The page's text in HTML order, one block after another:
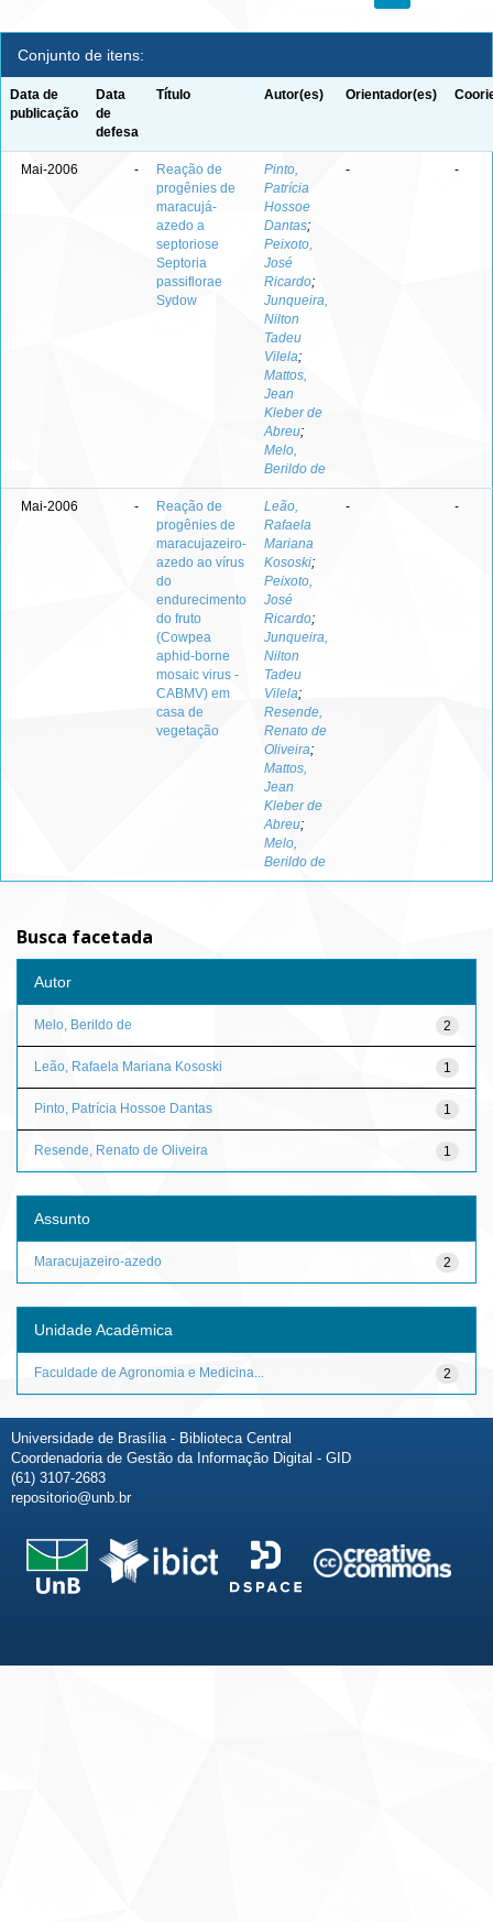
Conjunto de itens:
Data de
publicação
Data
de
defesa
Título Autor(es) Orientador(es)
Mai-2006 -
Reação de
progênies de
maracujá-
azedo a
septoriose
Septoria
passiflorae
Sydow
Pinto,
Patrícia
Hossoe
Dantas;
Peixoto,
José
Ricardo;
Junqueira,
Nilton
Tadeu
Vilela;
Mattos,
Jean
Kleber de
Abreu;
Melo,
Berildo de
- -
Mai-2006 -
Reação de
progênies de
maracujazeiro-
azedo ao vírus
do
endurecimento
do fruto
(Cowpea
aphid-borne
mosaic virus -
CABMV) em
casa de
vegetação
Leão,
Rafaela
Mariana
Kososki;
Peixoto,
José
Ricardo;
Junqueira,
Nilton
Tadeu
Vilela;
Resende,
Renato de
Oliveira;
Mattos,
Jean
Kleber de
Abreu;
Melo,
Berildo de
- -
Busca facetada
Autor
2
Melo, Berildo de
1
Leão, Rafaela Mariana Kososki
1
Pinto, Patrícia Hossoe Dantas
1
Resende, Renato de Oliveira
Assunto
2
Maracujazeiro-azedo
Unidade Acadêmica
2
Faculdade de Agronomia e Medicina...
Universidade de Brasília - Biblioteca Central
Coordenadoria de Gestão da Informação Digital - GID
(61) 3107-2683
repositorio@unb.br